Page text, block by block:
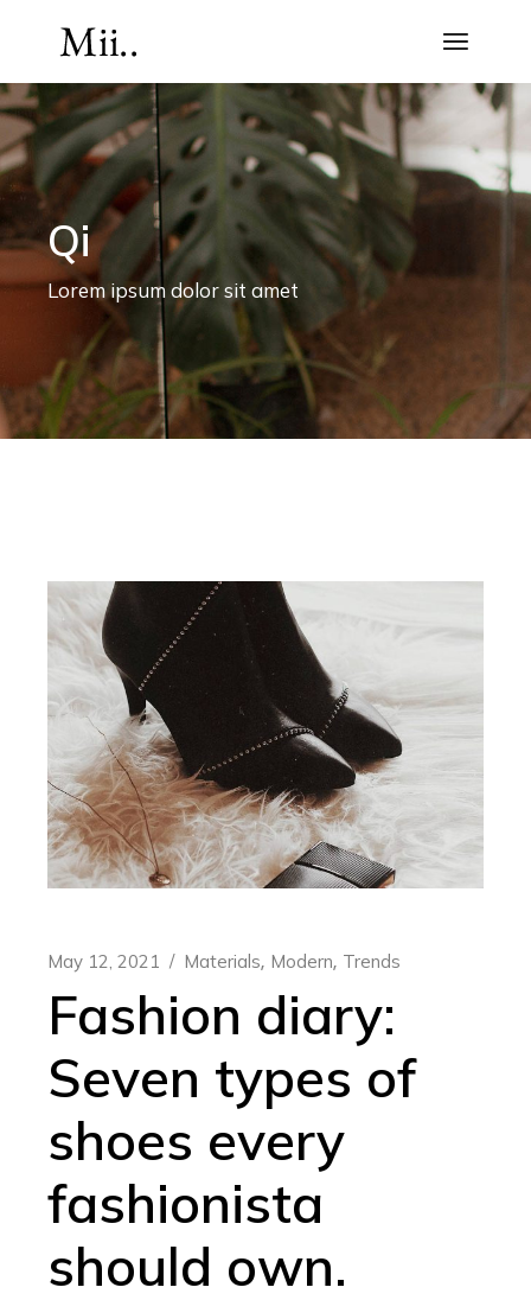
Qi
Lorem ipsum dolor sit amet
May 12, 2021 Materials Modern Trends
Fashion diary:
Seven types of
shoes every
fashionista
should own.